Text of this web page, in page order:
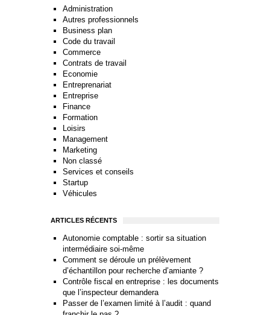
Administration
Autres professionnels
Business plan
Code du travail
Commerce
Contrats de travail
Economie
Entreprenariat
Entreprise
Finance
Formation
Loisirs
Management
Marketing
Non classé
Services et conseils
Startup
Véhicules
ARTICLES RÉCENTS
Autonomie comptable : sortir sa situation
intermédiaire soi-même
Comment se déroule un prélèvement
d’échantillon pour recherche d’amiante ?
Contrôle fiscal en entreprise : les documents
que l’inspecteur demandera
Passer de l’examen limité à l’audit : quand